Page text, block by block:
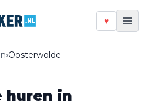
♥
›Oosterwolde
huren in